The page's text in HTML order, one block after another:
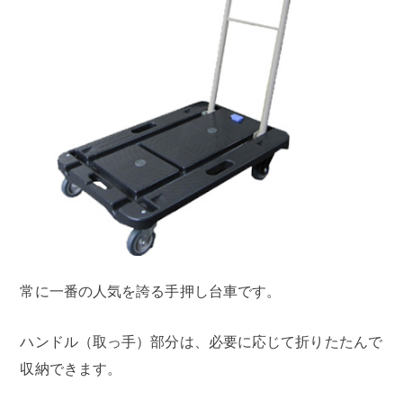
常に一番の人気を誇る手押し台車です。
ハンドル（取っ手）部分は、必要に応じて折りたたんで
収納できます。